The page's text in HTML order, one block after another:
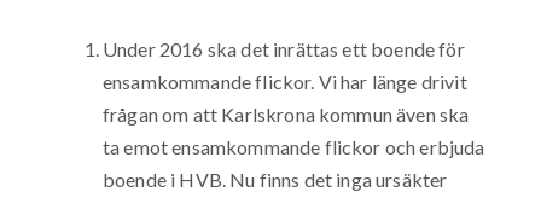
Under 2016 ska det inrättas ett boende för
ensamkommande flickor. Vi har länge drivit
frågan om att Karlskrona kommun även ska
ta emot ensamkommande flickor och erbjuda
boende i HVB. Nu finns det inga ursäkter